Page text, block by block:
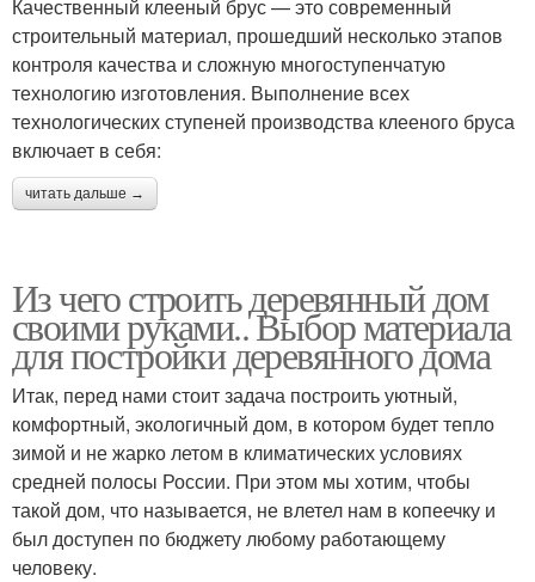
Качественный клееный брус — это современный
строительный материал, прошедший несколько этапов
контроля качества и сложную многоступенчатую
технологию изготовления. Выполнение всех
технологических ступеней производства клееного бруса
включает в себя:
читать дальше →
Из чего строить деревянный дом
своими руками.. Выбор материала
для постройки деревянного дома
Итак, перед нами стоит задача построить уютный,
комфортный, экологичный дом, в котором будет тепло
зимой и не жарко летом в климатических условиях
средней полосы России. При этом мы хотим, чтобы
такой дом, что называется, не влетел нам в копеечку и
был доступен по бюджету любому работающему
человеку.